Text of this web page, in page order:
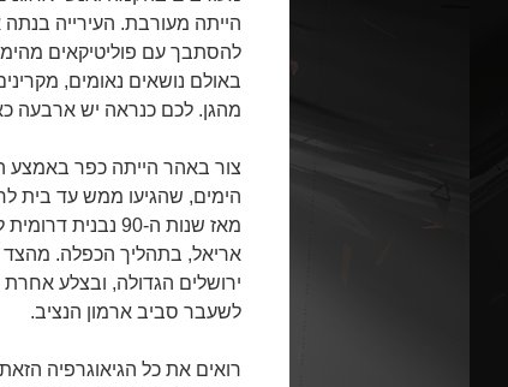
הייתה מעורבת. העירייה
להסתבך עם פוליטיקאים
באולם נושאים נאומים,
מהגן. לכם כנראה יש ארבעה
צור באהר הייתה כפר באמצע
הימים, שהגיעו ממש עד בית
מאז שנות ה-90
אריאל, בתהליך הכפלה.
ירושלים הגדולה, ובצלע
לשעבר סביב ארמון הנציב.
רואים את כל הגיאוגרפיה